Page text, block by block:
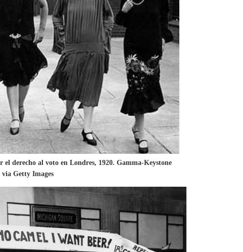
derecho al voto en Londres, 1920. Gamma-Keystone
via Getty Images